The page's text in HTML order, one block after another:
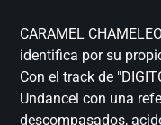
CARAMEL
identifica por su
Con el track de
Undancel con una
descompasados,